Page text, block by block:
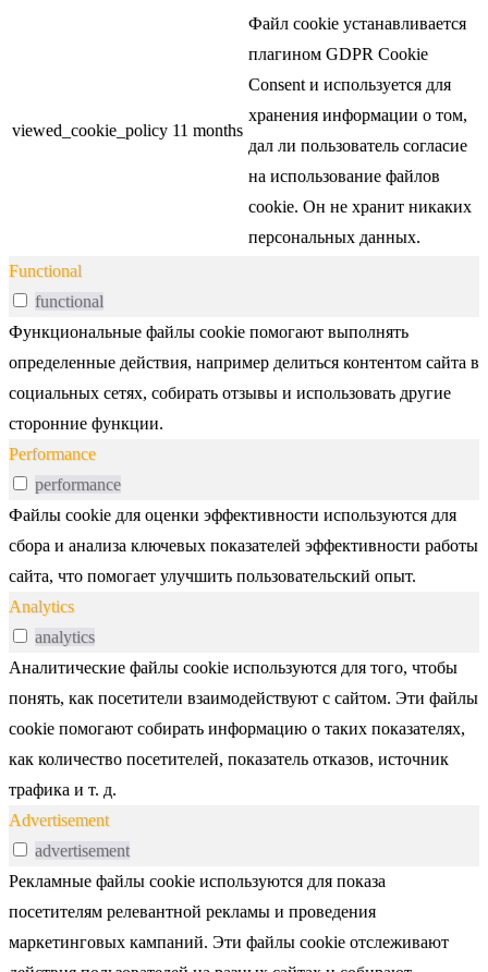
viewed_cookie_policy 11 months
Файл cookie устанавливается
плагином GDPR Cookie
Consent и используется для
хранения информации о том,
дал ли пользователь согласие
на использование файлов
cookie. Он не хранит никаких
персональных данных.
Functional
functional
Функциональные файлы cookie помогают выполнять
определенные действия, например делиться контентом сайта в
социальных сетях, собирать отзывы и использовать другие
сторонние функции.
Performance
performance
Файлы cookie для оценки эффективности используются для
сбора и анализа ключевых показателей эффективности работы
сайта, что помогает улучшить пользовательский опыт.
Analytics
analytics
Аналитические файлы cookie используются для того, чтобы
понять, как посетители взаимодействуют с сайтом. Эти файлы
cookie помогают собирать информацию о таких показателях,
как количество посетителей, показатель отказов, источник
трафика и т. д.
Advertisement
advertisement
Рекламные файлы cookie используются для показа
посетителям релевантной рекламы и проведения
маркетинговых кампаний. Эти файлы cookie отслеживают